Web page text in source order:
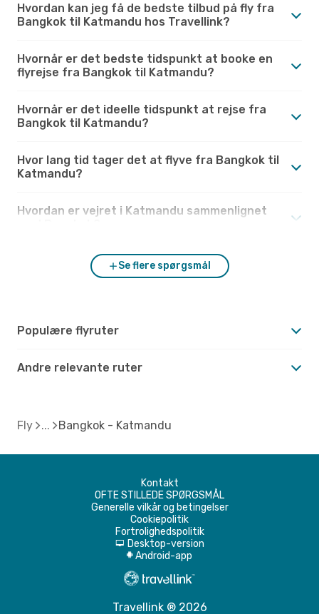
Hvordan kan jeg få de bedste tilbud på fly fra
Bangkok til Katmandu hos Travellink?
Hvornår er det bedste tidspunkt at booke en
flyrejse fra Bangkok til Katmandu?
Hvornår er det ideelle tidspunkt at rejse fra
Bangkok til Katmandu?
Hvor lang tid tager det at flyve fra Bangkok til
Katmandu?
Hvordan er vejret i Katmandu sammenlignet
Se flere spørgsmål
Populære flyruter
Andre relevante ruter
Fly Bangkok - Katmandu
Kontakt
OFTE STILLEDE SPØRGSMÅL
Generelle vilkår og betingelser
Cookiepolitik
Fortrolighedspolitik
d Desktop-version
A Android-app
Travellink ® 2026